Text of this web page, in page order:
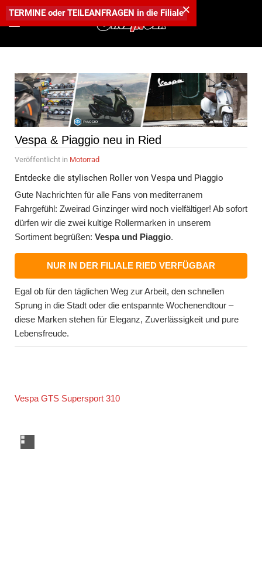
Vespa & Piaggio neu in Ried
Veröffentlicht in Motorrad
Entdecke die stylischen Roller von Vespa und Piaggio
Gute Nachrichten für alle Fans von mediterranem
Fahrgefühl: Zweirad Ginzinger wird noch vielfältiger! Ab sofort
dürfen wir die zwei kultige Rollermarken in unserem
Sortiment begrüßen: Vespa und Piaggio.
NUR IN DER FILIALE RIED VERFÜGBAR
Egal ob für den täglichen Weg zur Arbeit, den schnellen
Sprung in die Stadt oder die entspannte Wochenendtour –
diese Marken stehen für Eleganz, Zuverlässigkeit und pure
Lebensfreude.
Vespa GTS Supersport 310
×
TERMINE oderTEILEANFRAGEN in die Filiale